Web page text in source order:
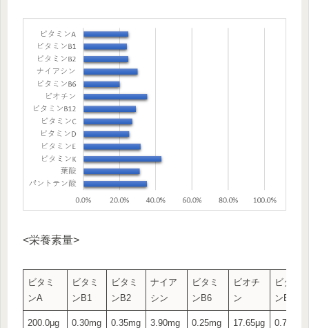
<栄養素量>
ビタミ
ンA
ビタミ
ンB1
ビタミ
ンB2
ナイア
シン
ビタミ
ンB6
ビオチ
ン
ビタミ
ンB12
200.0μg 0.30mg 0.35mg 3.90mg 0.25mg 17.65μg 0.70μg